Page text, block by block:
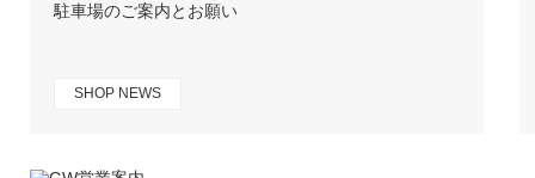
駐車場のご案内とお願い
SHOP NEWS